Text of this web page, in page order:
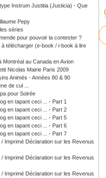
Instrum Justitia (Justicia) - Que
Pepy
séries
pour pouvoir la contester ?
télécharger (e-book / i-book à lire
Montréal au Canada en Avion
Nicolas Mairie Paris 2009
Animés - Années 80 & 90
de cul ...
pour Soirée
en tapant ceci ... - Part 1
en tapant ceci ... - Part 2
en tapant ceci ... - Part 5
en tapant ceci ... - Part 6
en tapant ceci ... - Part 7
Imprimé Déclaration sur les Revenus
Imprimé Déclaration sur les Revenus
Imprimé Déclaration sur les Revenus